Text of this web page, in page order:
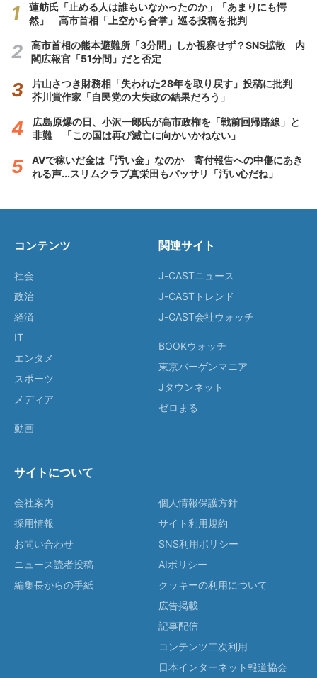
蓮舫氏「止める人は誰もいなかったのか」「あまりにも愕
然」 高市首相「上空から合掌」巡る投稿を批判
高市首相の熊本避難所「3分間」しか視察せず？SNS拡散 内
閣広報官「51分間」だと否定
片山さつき財務相「失われた28年を取り戻す」投稿に批判
芥川賞作家「自民党の大失政の結果だろう」
広島原爆の日、小沢一郎氏が高市政権を「戦前回帰路線」と
非難 「この国は再び滅亡に向かいかねない」
AVで稼いだ金は「汚い金」なのか 寄付報告への中傷にあき
れる声...スリムクラブ真栄田もバッサリ「汚い心だね」
コンテンツ
社会
政治
経済
IT
エンタメ
スポーツ
メディア
動画
関連サイト
J-CASTニュース
J-CASTトレンド
J-CAST会社ウォッチ
BOOKウォッチ
東京バーゲンマニア
Jタウンネット
ゼロまる
サイトについて
会社案内
採用情報
お問い合わせ
ニュース読者投稿
編集長からの手紙
個人情報保護方針
サイト利用規約
SNS利用ポリシー
AIポリシー
クッキーの利用について
広告掲載
記事配信
コンテンツ二次利用
日本インターネット報道協会